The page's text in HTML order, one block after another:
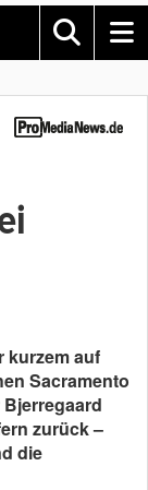
kurzem auf
Sacramento
zurück –
die